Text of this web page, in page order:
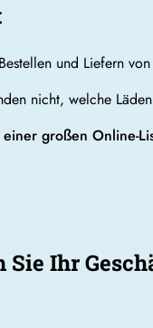
und Liefern
nicht, welche
großen Online-
Sie Ihr